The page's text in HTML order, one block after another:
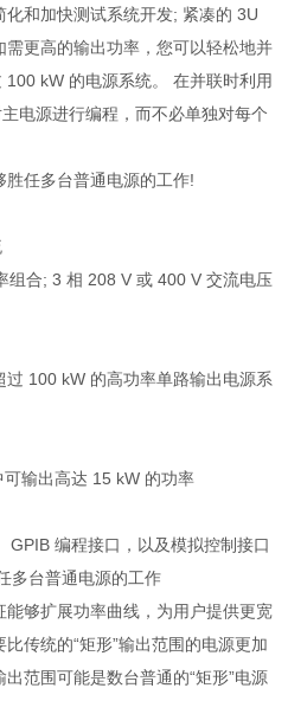
和加快测试系统开发; 紧凑的 3U
更高的输出功率，您可以轻松地并
kW 的电源系统。 在并联时利用
电源进行编程，而不必单独对每个
任多台普通电源的工作!
合; 3 相 208 V 或 400 V 交流电压
100 kW 的高功率单路输出电源系
输出高达 15 kW 的功率
编程接口，以及模拟控制接口
多台普通电源的工作
够扩展功率曲线，为用户提供更宽
传统的“矩形”输出范围的电源更加
范围可能是数台普通的“矩形”电源